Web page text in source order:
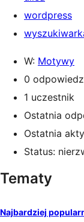
wordpress
W: Motywy
0
1 uczestnik
Ostatnia
Ostatnia
Status:
Tematy
Najbardziej